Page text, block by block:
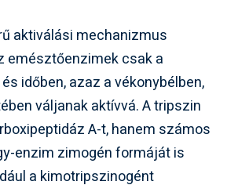
aktiválási mechanizmus
emésztőenzimek csak a
időben, azaz a vékonybélben,
váljanak aktívvá. A tripszin
A-t, hanem számos
enzim zimogén formáját is
a kimotripszinogént